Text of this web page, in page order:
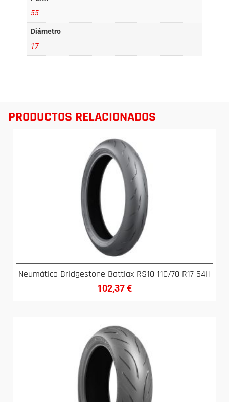
55
Diámetro
17
PRODUCTOS RELACIONADOS
Neumático Bridgestone Battlax RS10 110/70 R17 54H
102,37€